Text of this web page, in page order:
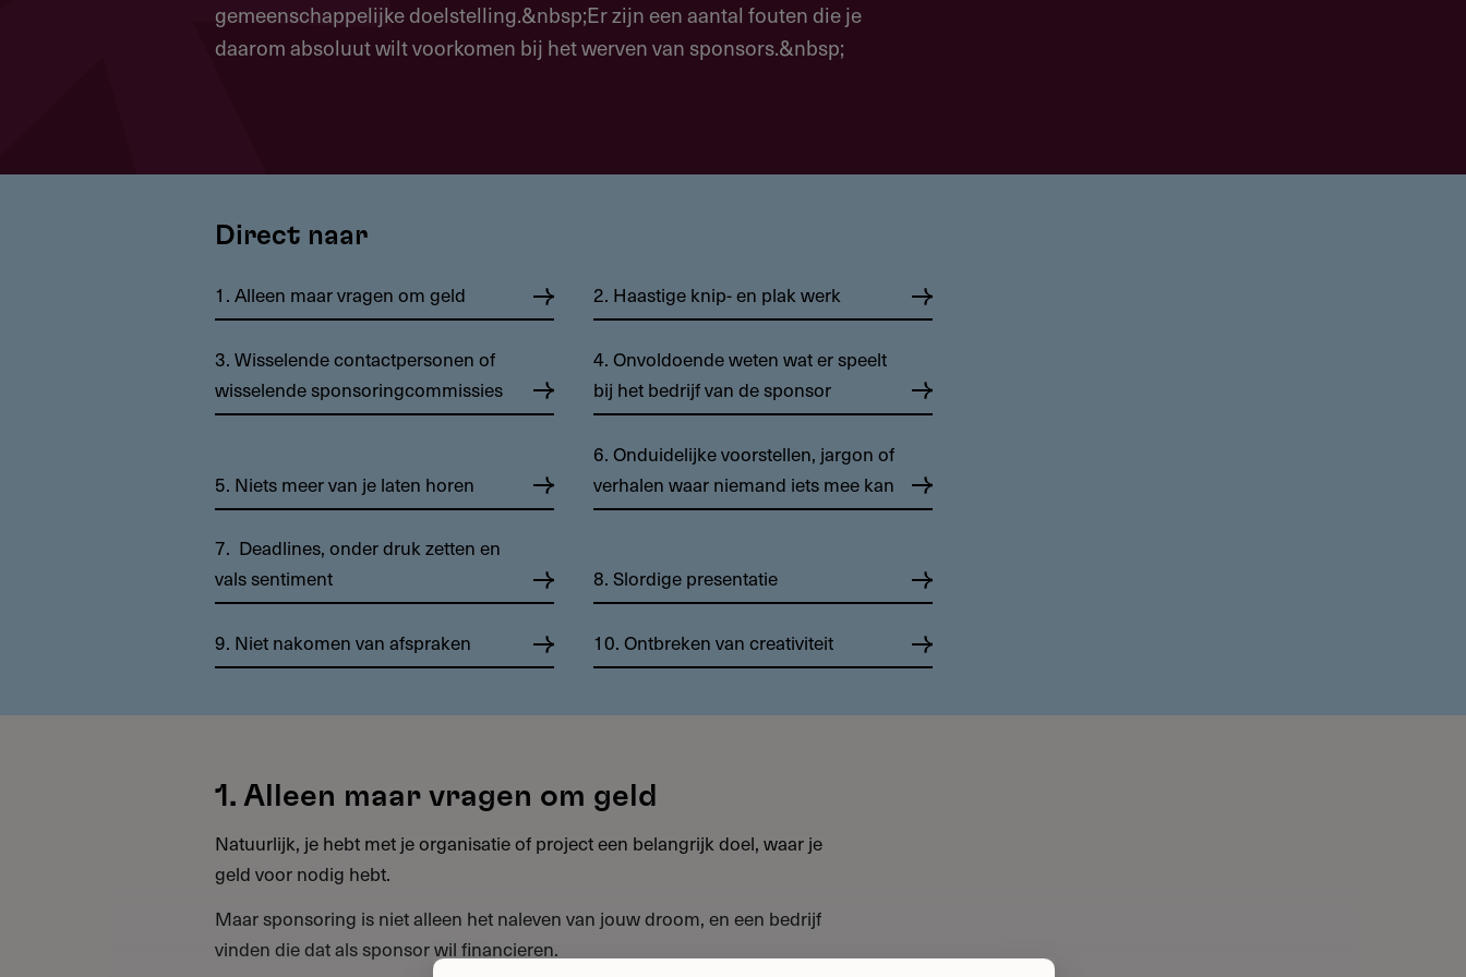
gemeenschappelijke doelstelling.&nbsp;Er zijn een aantal fouten die je
daarom absoluut wilt voorkomen bij het werven van sponsors.&nbsp;
Direct naar
1. Alleen maar vragen om geld 2. Haastige knip- en plak werk
3. Wisselende contactpersonen of
wisselende sponsoringcommissies
4. Onvoldoende weten wat er speelt
bij het bedrijf van de sponsor
5. Niets meer van je laten horen
6. Onduidelijke voorstellen, jargon of
verhalen waar niemand iets mee kan
7. Deadlines, onder druk zetten en
vals sentiment
8. Slordige presentatie
9. Niet nakomen van afspraken 10. Ontbreken van creativiteit
1. Alleen maar vragen om geld
Natuurlijk, je hebt met je organisatie of project een belangrijk doel, waar je
geld voor nodig hebt.
Maar sponsoring is niet alleen het naleven van jouw droom, en een bedrijf
vinden die dat als sponsor wil financieren.